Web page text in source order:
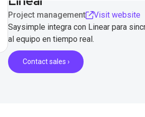
Project management
Visit website
Saysimple integra con Linear para
al equipo en tiempo real.
Contact sales ›